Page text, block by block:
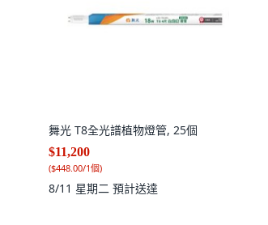
舞光 T8全光譜植物燈管, 25個
$11,200
($448.00/1個)
8/11 星期二 預計送達